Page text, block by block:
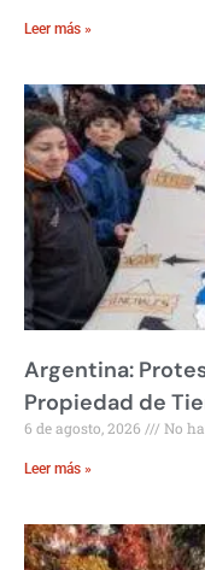
Leer más »
Argentina:
Propiedad de
6 de agosto, 2026 No
Leer más »